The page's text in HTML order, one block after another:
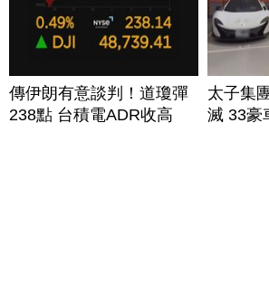
傳伊朗有意談判！道瓊彈
238點 台積電ADR收高
太子集
滅 33豪